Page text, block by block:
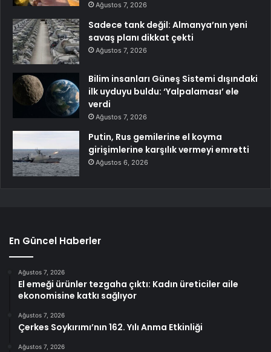
Ağustos 7, 2026
Sadece tank değil: Almanya’nın yeni
savaş planı dikkat çekti
Ağustos 7, 2026
Bilim insanları Güneş Sistemi dışındaki
ilk uyduyu buldu: ‘Yalpalaması’ ele
verdi
Ağustos 7, 2026
Putin, Rus gemilerine el koyma
girişimlerine karşılık vermeyi emretti
Ağustos 6, 2026
En Güncel Haberler
Ağustos 7, 2026
El emeği ürünler tezgaha çıktı: Kadın üreticiler aile
ekonomisine katkı sağlıyor
Ağustos 7, 2026
Çerkes Soykırımı’nın 162. Yılı Anma Etkinliği
Ağustos 7, 2026